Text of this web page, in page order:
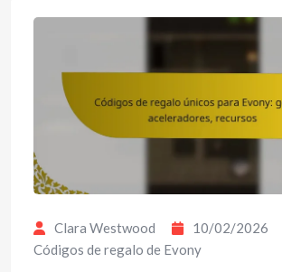
Clara Westwood 10/02/2026
Códigos de regalo de Evony